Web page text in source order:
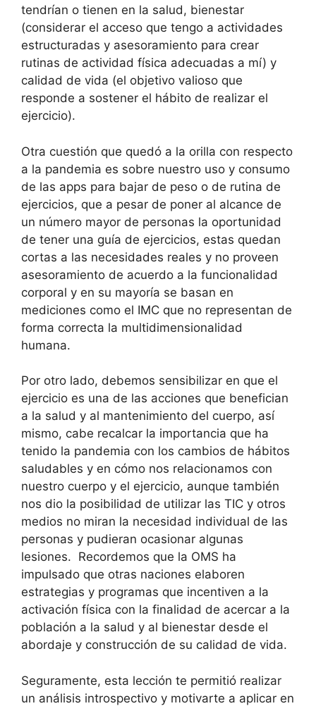
tendrían o tienen en la salud, bienestar
(considerar el acceso que tengo a actividades
estructuradas y asesoramiento para crear
rutinas de actividad física adecuadas a mí) y
calidad de vida (el objetivo valioso que
responde a sostener el hábito de realizar el
ejercicio).
Otra cuestión que quedó a la orilla con respecto
a la pandemia es sobre nuestro uso y consumo
de las apps para bajar de peso o de rutina de
ejercicios, que a pesar de poner al alcance de
un número mayor de personas la oportunidad
de tener una guía de ejercicios, estas quedan
cortas a las necesidades reales y no proveen
asesoramiento de acuerdo a la funcionalidad
corporal y en su mayoría se basan en
mediciones como el IMC que no representan de
forma correcta la multidimensionalidad
humana.
Por otro lado, debemos sensibilizar en que el
ejercicio es una de las acciones que benefician
a la salud y al mantenimiento del cuerpo, así
mismo, cabe recalcar la importancia que ha
tenido la pandemia con los cambios de hábitos
saludables y en cómo nos relacionamos con
nuestro cuerpo y el ejercicio, aunque también
nos dio la posibilidad de utilizar las TIC y otros
medios no miran la necesidad individual de las
personas y pudieran ocasionar algunas
lesiones. Recordemos que la OMS ha
impulsado que otras naciones elaboren
estrategias y programas que incentiven a la
activación física con la finalidad de acercar a la
población a la salud y al bienestar desde el
abordaje y construcción de su calidad de vida.
Seguramente, esta lección te permitió realizar
un análisis introspectivo y motivarte a aplicar en